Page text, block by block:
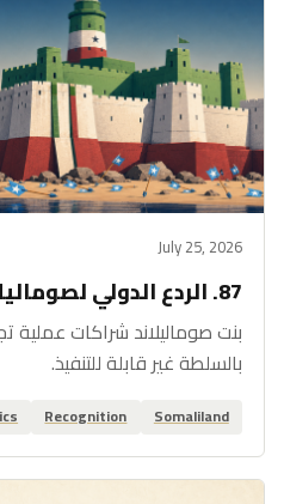
July 25, 2026
87. الردع الدولي لصوماليلاند
بنت صوماليلاند شراكات
بالسلطة غير قابلة للتنفيذ.
Somaliland
Recognition